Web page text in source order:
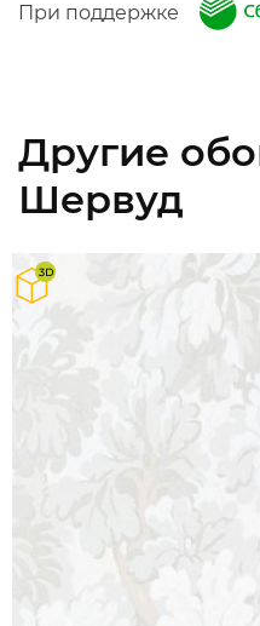
При поддержке
Другие
Шервуд